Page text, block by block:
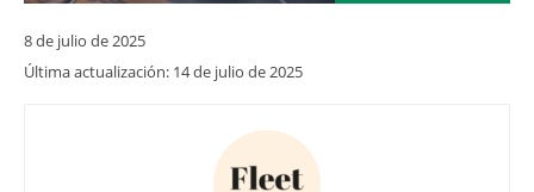
8 de julio de 2025
Última actualización: 14 de julio de 2025